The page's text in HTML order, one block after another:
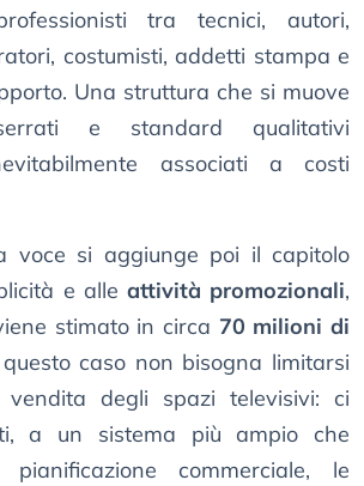
tra tecnici, autori,
costumisti, addetti stampa e
Una struttura che si muove
e standard qualitativi
associati a costi
voce si aggiunge poi il capitolo
e alle attività promozionali,
stimato in circa 70 milioni di
caso non bisogna limitarsi
vendita degli spazi televisivi: ci
a un sistema più ampio che
commerciale, le